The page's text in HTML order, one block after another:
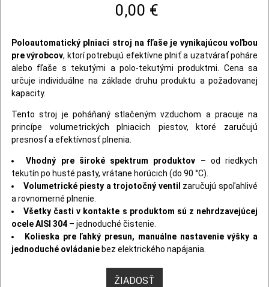
0,00 €
Poloautomatický plniaci stroj na fľaše je vynikajúcou voľbou
pre výrobcov, ktorí potrebujú efektívne plniť a uzatvárať poháre
alebo fľaše s tekutými a polo-tekutými produktmi. Cena sa
určuje individuálne na základe druhu produktu a požadovanej
kapacity.
Tento stroj je poháňaný stlačeným vzduchom a pracuje na
princípe volumetrických plniacich piestov, ktoré zaručujú
presnosť a efektívnosť plnenia.
Vhodný pre široké spektrum produktov – od riedkych
tekutín po husté pasty, vrátane horúcich (do 90 °C).
Volumetrické piesty a trojotočný ventil zaručujú spoľahlivé
a rovnomerné plnenie.
Všetky časti v kontakte s produktom sú z nehrdzavejúcej
ocele AISI 304 – jednoduché čistenie.
Kolieska pre ľahký presun, manuálne nastavenie výšky a
jednoduché ovládanie bez elektrického napájania.
ŽIADOSŤ